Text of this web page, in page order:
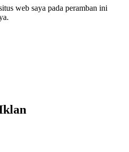
web saya pada peramban ini